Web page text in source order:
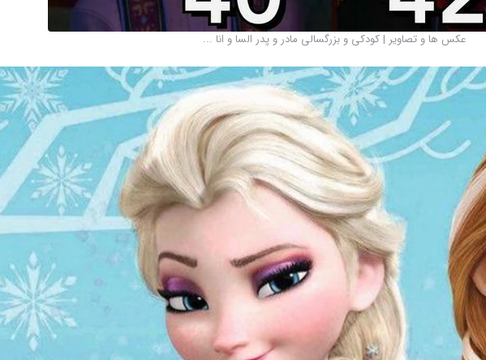
عکس ها و تصاویر | کودکی و بزرگسالی مادر و پدر السا و انا ...